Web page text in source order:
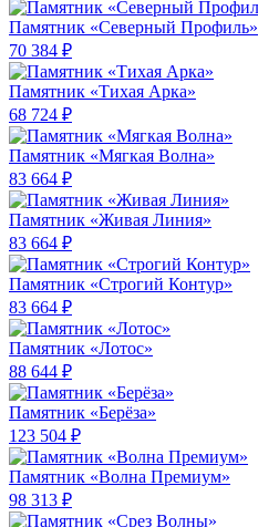
Памятник «Северный Профиль»
70 384 ₽
Памятник «Тихая Арка»
68 724 ₽
Памятник «Мягкая Волна»
83 664 ₽
Памятник «Живая Линия»
83 664 ₽
Памятник «Строгий Контур»
83 664 ₽
Памятник «Лотос»
88 644 ₽
Памятник «Берёза»
123 504 ₽
Памятник «Волна Премиум»
98 313 ₽